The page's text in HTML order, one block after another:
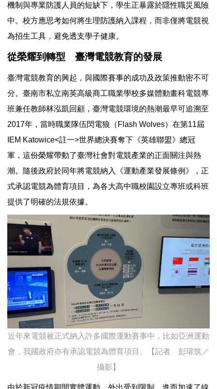
機制與專業防護人員的短缺下，學生正暴露於隱性職災風險
中。校方應思考如何將生理防護納入課程，而非僅將電競視
為招生工具，避免透支學子健康。
從榮耀到轉型 臺灣電競教育的發展
臺灣電競教育的興起，與國際賽事的成功及政策推動密不可
分。臺南市私立南英高級商工職業學校多媒體動畫科電競專
班兼任教師林泓凱回顧，臺灣電競環境的熱潮最早可追溯至
2017年，當時職業隊伍閃電狼（Flash Wolves）在第11屆
IEM Katowice<註一>世界總決賽奪下《英雄聯盟》總冠
軍，這份榮耀帶動了臺灣社會對電競產業的正面關注與熱
潮。隨後政府於同年將電競納入《運動產業發展條例》，正
式承認電競為體育項目，為各大高中職校園設立專班或科班
提供了明確的法規依據。
近年來電競被正式納入許多國際運動賽事中，比如亞洲運動
會，我國政府亦有承認電競為體育項目。【記者 彭瓘筑／
攝影】
由於新冠疫情期間實體運動、外出受到限制，進而加速了線